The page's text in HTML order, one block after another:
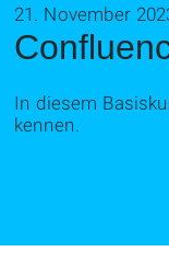
21. November
In diesem
kennen.